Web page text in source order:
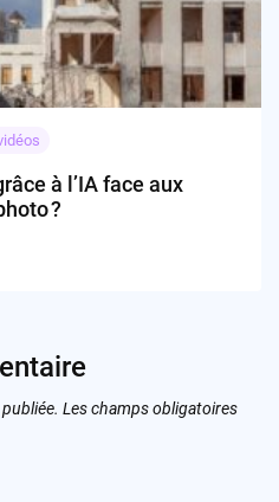
à l’IA face aux
?
Les champs obligatoires